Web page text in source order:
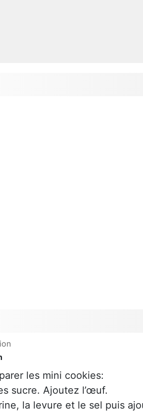
les mini cookies:
sucre. Ajoutez l’œuf.
la levure et le sel puis